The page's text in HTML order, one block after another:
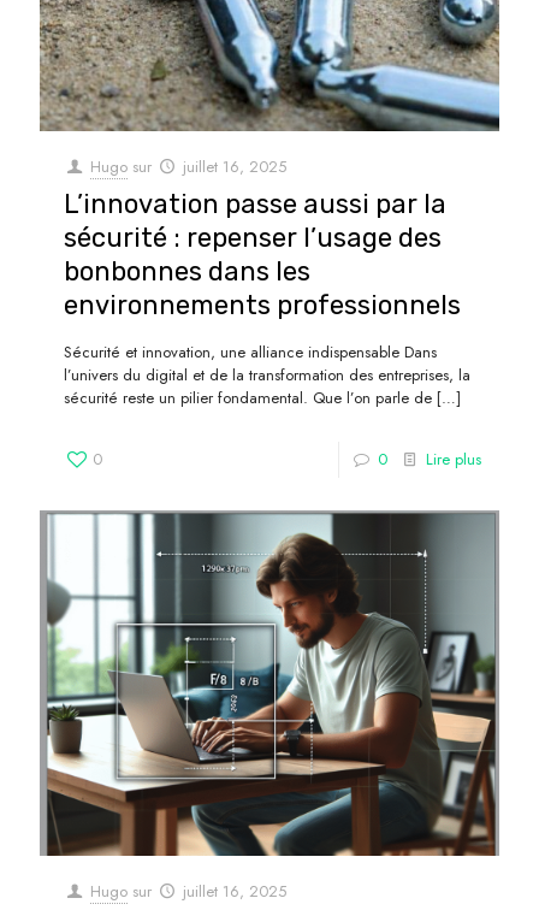
Hugo sur juillet 16, 2025
L’innovation passe aussi par la
sécurité : repenser l’usage des
bonbonnes dans les
environnements professionnels
Sécurité et innovation, une alliance indispensable Dans
l’univers du digital et de la transformation des entreprises, la
sécurité reste un pilier fondamental. Que l’on parle de […]
0 0 Lire plus
Hugo sur juillet 16, 2025